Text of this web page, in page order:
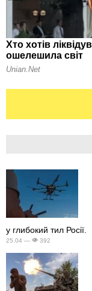
у глибокий тил Росії.
25.04 — 392